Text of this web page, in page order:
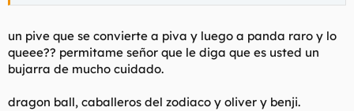
un pive que se convierte a piva y luego a panda raro y lo
queee?? permitame señor que le diga que es usted un
bujarra de mucho cuidado.
dragon ball, caballeros del zodiaco y oliver y benji.